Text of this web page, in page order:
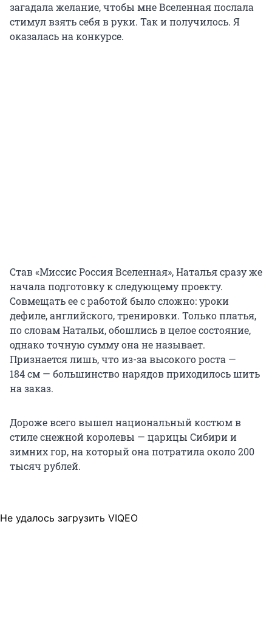
загадала желание, чтобы мне Вселенная послала
стимул взять себя в руки. Так и получилось. Я
оказалась на конкурсе.
Став «Миссис Россия Вселенная», Наталья сразу же
начала подготовку к следующему проекту.
Совмещать ее с работой было сложно: уроки
дефиле, английского, тренировки. Только платья,
по словам Натальи, обошлись в целое состояние,
однако точную сумму она не называет.
Признается лишь, что из-за высокого роста —
184 см — большинство нарядов приходилось шить
на заказ.
Дороже всего вышел национальный костюм в
стиле снежной королевы — царицы Сибири и
зимних гор, на который она потратила около 200
тысяч рублей.
Не удалось загрузить VIQEO